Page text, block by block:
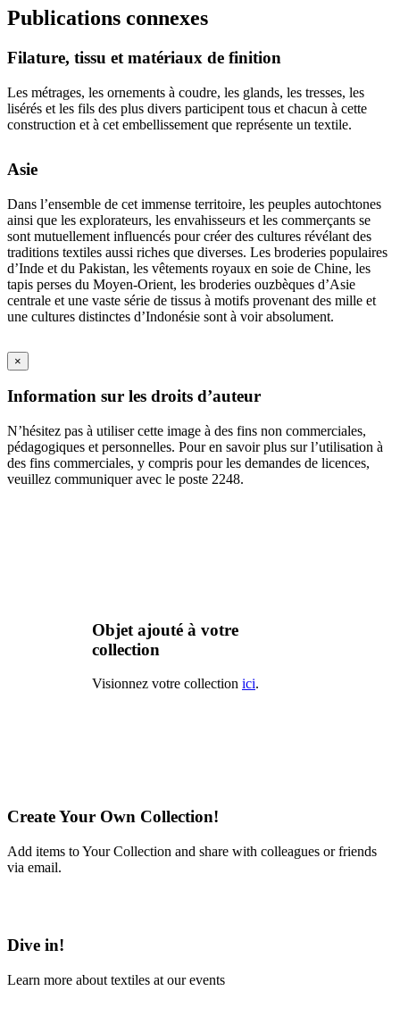
Publications connexes
Filature, tissu et matériaux de finition
Les métrages, les ornements à coudre, les glands, les tresses, les
lisérés et les fils des plus divers participent tous et chacun à cette
construction et à cet embellissement que représente un textile.
Asie
Dans l’ensemble de cet immense territoire, les peuples autochtones
ainsi que les explorateurs, les envahisseurs et les commerçants se
sont mutuellement influencés pour créer des cultures révélant des
traditions textiles aussi riches que diverses. Les broderies populaires
d’Inde et du Pakistan, les vêtements royaux en soie de Chine, les
tapis perses du Moyen-Orient, les broderies ouzbèques d’Asie
centrale et une vaste série de tissus à motifs provenant des mille et
une cultures distinctes d’Indonésie sont à voir absolument.
×
Information sur les droits d’auteur
N’hésitez pas à utiliser cette image à des fins non commerciales,
pédagogiques et personnelles. Pour en savoir plus sur l’utilisation à
des fins commerciales, y compris pour les demandes de licences,
veuillez communiquer avec le poste 2248.
Objet ajouté à votre
collection
Visionnez votre collection ici.
Create Your Own Collection!
Add items to Your Collection and share with colleagues or friends
via email.
Dive in!
Learn more about textiles at our events